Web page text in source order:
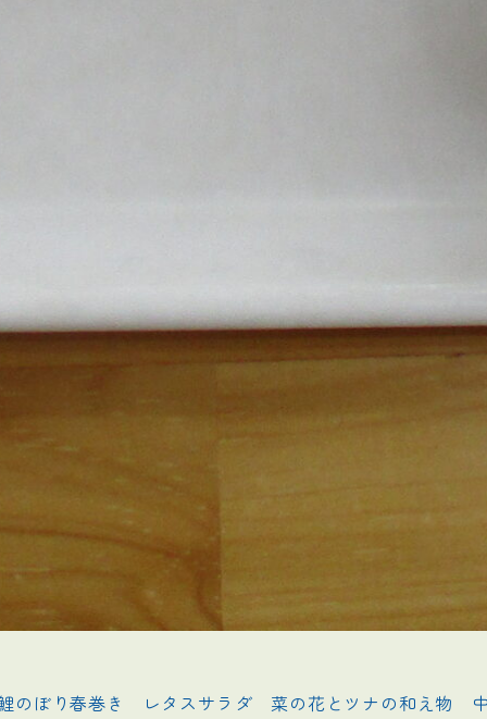
ぼり春巻き　レタスサラダ　菜の花とツナの和え物　